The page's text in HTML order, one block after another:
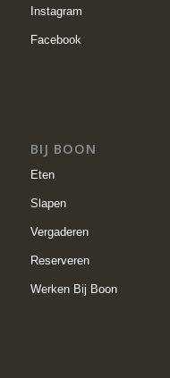
Instagram
Facebook
BIJ BOON
Eten
Slapen
Vergaderen
Reserveren
Werken Bij Boon